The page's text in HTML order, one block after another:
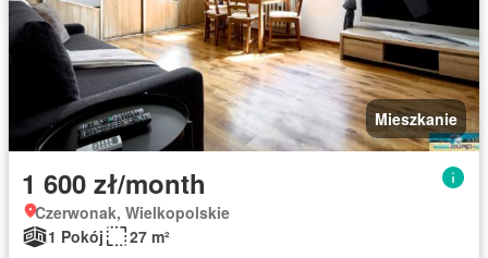
Mieszkanie
1 600 zł/month
Czerwonak, Wielkopolskie
1 Pokój
27 m²